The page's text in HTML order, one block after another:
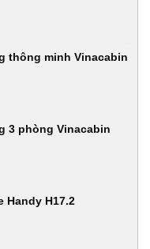
thông minh Vinacabin
3 phòng Vinacabin
Handy H17.2